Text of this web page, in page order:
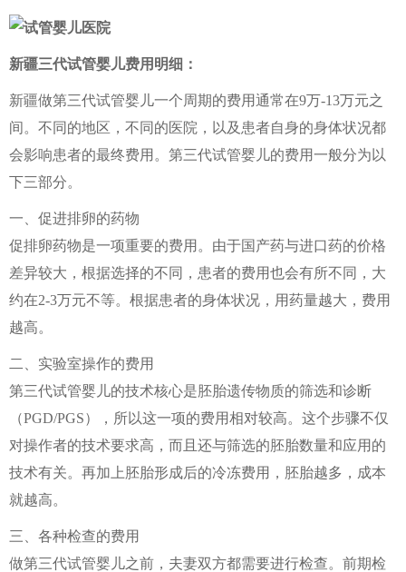
新疆三代试管婴儿费用明细：
新疆做第三代试管婴儿一个周期的费用通常在9万-13万元之
间。不同的地区，不同的医院，以及患者自身的身体状况都
会影响患者的最终费用。第三代试管婴儿的费用一般分为以
下三部分。
一、促进排卵的药物
促排卵药物是一项重要的费用。由于国产药与进口药的价格
差异较大，根据选择的不同，患者的费用也会有所不同，大
约在2-3万元不等。根据患者的身体状况，用药量越大，费用
越高。
二、实验室操作的费用
第三代试管婴儿的技术核心是胚胎遗传物质的筛选和诊断
（PGD/PGS），所以这一项的费用相对较高。这个步骤不仅
对操作者的技术要求高，而且还与筛选的胚胎数量和应用的
技术有关。再加上胚胎形成后的冷冻费用，胚胎越多，成本
就越高。
三、各种检查的费用
做第三代试管婴儿之前，夫妻双方都需要进行检查。前期检